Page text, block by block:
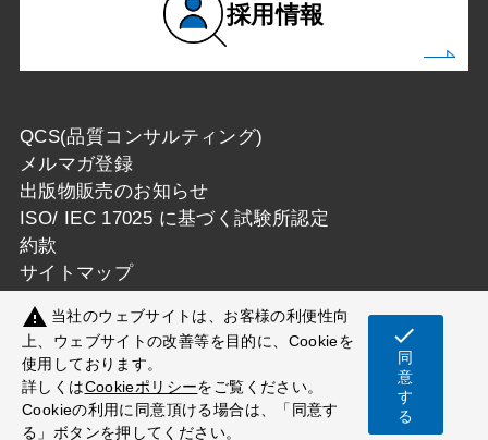
採用情報
QCS(品質コンサルティング)
メルマガ登録
出版物販売のお知らせ
ISO/ IEC 17025 に基づく試験所認定
約款
サイトマップ
Copyright © 一般財団法人カケンテストセンター
All Rights Reserved.
warning 当社のウェブサイトは、お客様の利便性向
上、ウェブサイトの改善等を目的に、Cookieを
使用しております。
詳しくはCookieポリシーをご覧ください。
Cookieの利用に同意頂ける場合は、「同意す
る」ボタンを押してください。
check
同
意
す
る